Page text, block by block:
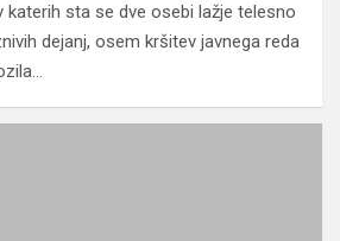
katerih sta se dve osebi lažje telesno
dejanj, osem kršitev javnega reda